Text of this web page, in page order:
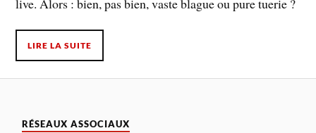
live. Alors : bien, pas bien, vaste blague ou pure tuerie ?
LIRE LA SUITE
RÉSEAUX ASSOCIAUX